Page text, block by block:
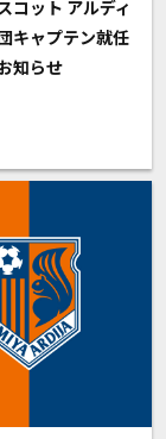
コット アルディ
キャプテン就任
知らせ